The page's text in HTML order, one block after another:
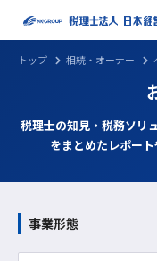
トップ 相続・オーナー
税理士の知見・税務ソリ
をまとめたレポート
事業形態